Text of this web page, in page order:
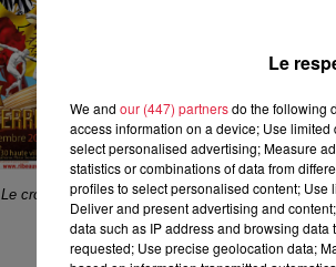
Le croquis du char des Donzelles. / @Mairie de
Le
We and our (447) partnersdo the following
access information on a device; Use
select personalised advertising; Measure
statistics or combinations of data from
profiles to select personalised content; Use
Deliver and present advertising and
data such as IP address and browsing
requested; Use precise geolocation data;